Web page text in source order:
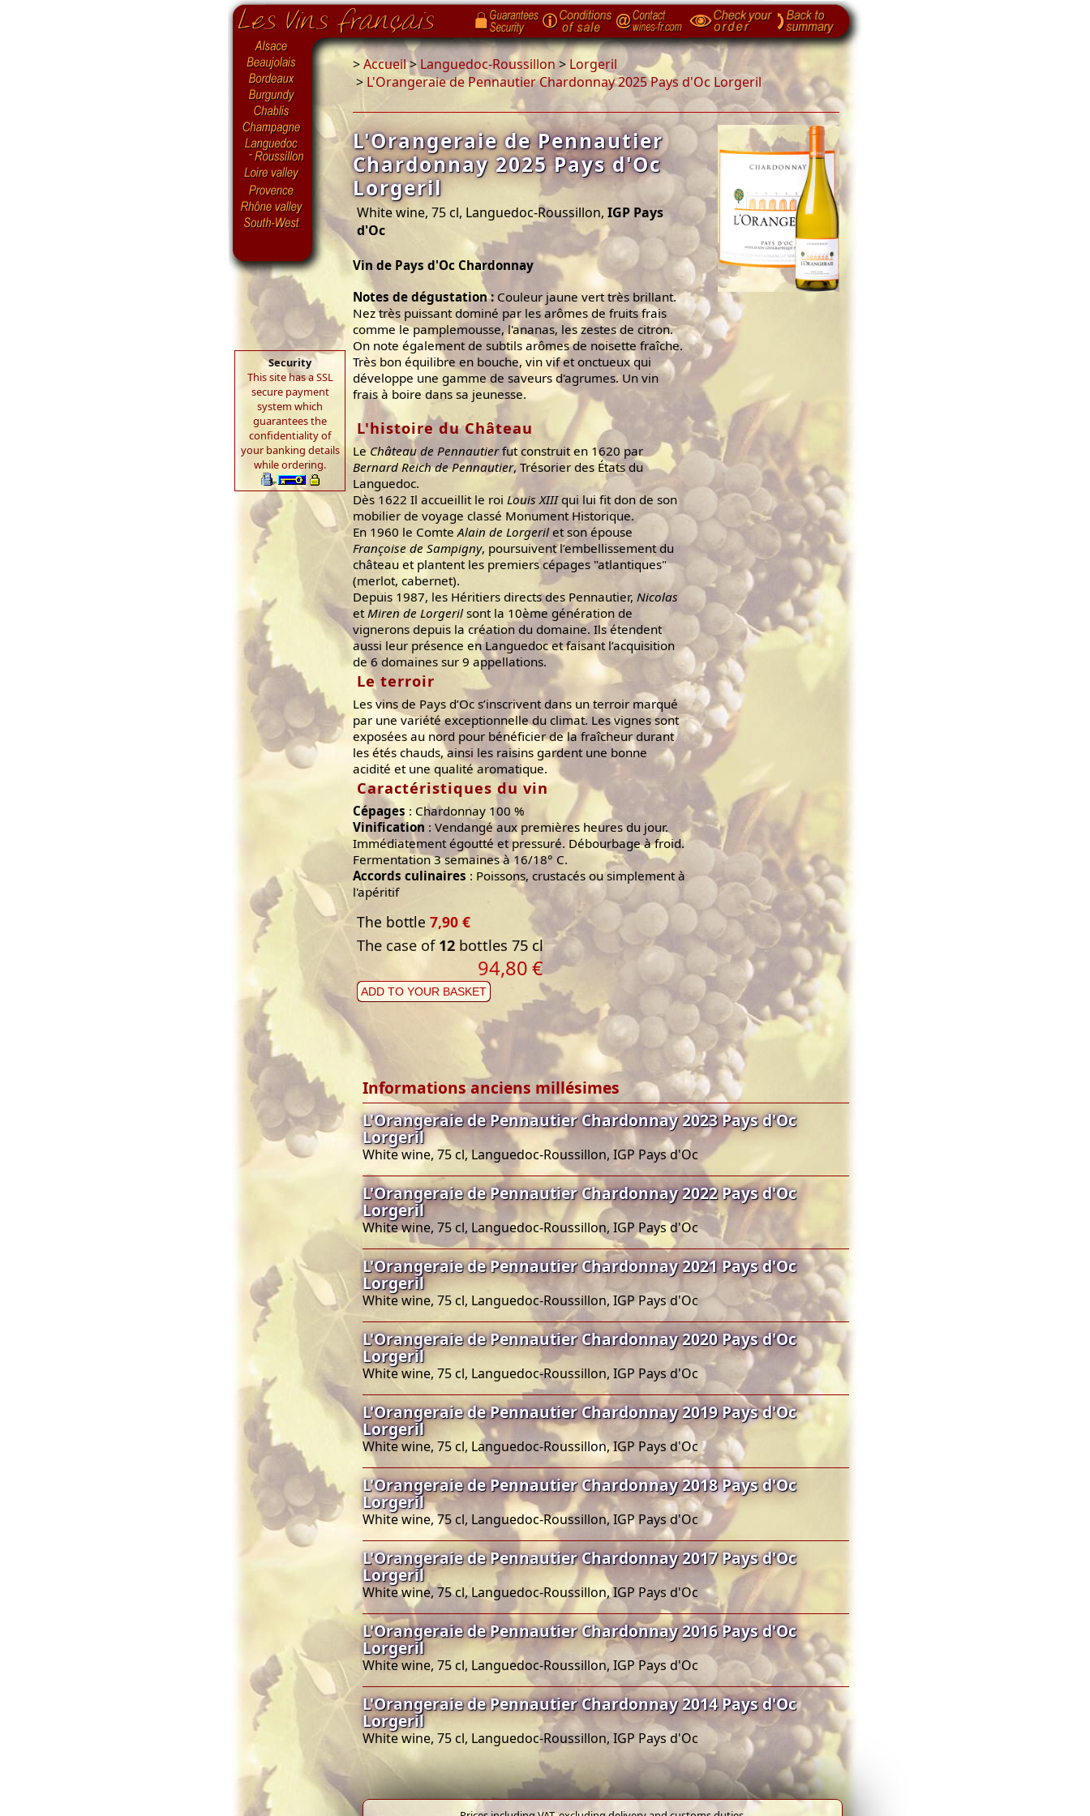
Security
This site has a SSL
secure payment
system which
guarantees the
confidentiality of
your banking details
while ordering.
>Accueil>Languedoc-Roussillon> Lorgeril
> L'Orangeraie de Pennautier Chardonnay 2025 Pays d'Oc Lorgeril
L'Orangeraie de Pennautier
Chardonnay 2025 Pays d'Oc
Lorgeril
White wine, 75 cl, Languedoc-Roussillon, IGP Pays
d'Oc
Vin de Pays d'Oc Chardonnay
Notes de dégustation : Couleur jaune vert très brillant.
Nez très puissant dominé par les arômes de fruits frais
comme le pamplemousse, l'ananas, les zestes de citron.
On note également de subtils arômes de noisette fraîche.
Très bon équilibre en bouche, vin vif et onctueux qui
développe une gamme de saveurs d'agrumes. Un vin
frais à boire dans sa jeunesse.
L'histoire du Château
LeChâteau de Pennautierfut construit en 1620 par
Bernard Reich de Pennautier, Trésorier des États du
Languedoc.
Dès 1622 Il accueillit le roi Louis XIIIqui lui fit don de son
mobilier de voyage classé Monument Historique.
En 1960 le Comte Alain de Lorgeril et son épouse
Françoise de Sampigny, poursuivent l’embellissement du
château et plantent les premiers cépages "atlantiques"
(merlot, cabernet).
Depuis 1987, les Héritiers directs des Pennautier, Nicolas
et Miren de Lorgerilsont la 10ème génération de
vignerons depuis la création du domaine. Ils étendent
aussi leur présence en Languedoc et faisant l’acquisition
de 6 domaines sur 9 appellations.
Le terroir
Les vins de Pays d’Oc s’inscrivent dans un terroir marqué
par une variété exceptionnelle du climat. Les vignes sont
exposées au nord pour bénéficier de la fraîcheur durant
les étés chauds, ainsi les raisins gardent une bonne
acidité et une qualité aromatique.
Caractéristiques du vin
Cépages : Chardonnay 100 %
Vinification : Vendangé aux premières heures du jour.
Immédiatement égoutté et pressuré. Débourbage à froid.
Fermentation 3 semaines à 16/18° C.
Accords culinaires : Poissons, crustacés ou simplement à
l'apéritif
The bottle 7,90 €
The case of 12 bottles 75 cl
94,80€
ADD TO YOUR BASKET
Informations anciens millésimes
L'Orangeraie de Pennautier Chardonnay 2023 Pays d'Oc
Lorgeril
White wine, 75 cl, Languedoc-Roussillon, IGP Pays d'Oc
L'Orangeraie de Pennautier Chardonnay 2022 Pays d'Oc
Lorgeril
White wine, 75 cl, Languedoc-Roussillon, IGP Pays d'Oc
L'Orangeraie de Pennautier Chardonnay 2021 Pays d'Oc
Lorgeril
White wine, 75 cl, Languedoc-Roussillon, IGP Pays d'Oc
L'Orangeraie de Pennautier Chardonnay 2020 Pays d'Oc
Lorgeril
White wine, 75 cl, Languedoc-Roussillon, IGP Pays d'Oc
L'Orangeraie de Pennautier Chardonnay 2019 Pays d'Oc
Lorgeril
White wine, 75 cl, Languedoc-Roussillon, IGP Pays d'Oc
L'Orangeraie de Pennautier Chardonnay 2018 Pays d'Oc
Lorgeril
White wine, 75 cl, Languedoc-Roussillon, IGP Pays d'Oc
L'Orangeraie de Pennautier Chardonnay 2017 Pays d'Oc
Lorgeril
White wine, 75 cl, Languedoc-Roussillon, IGP Pays d'Oc
L'Orangeraie de Pennautier Chardonnay 2016 Pays d'Oc
Lorgeril
White wine, 75 cl, Languedoc-Roussillon, IGP Pays d'Oc
L'Orangeraie de Pennautier Chardonnay 2014 Pays d'Oc
Lorgeril
White wine, 75 cl, Languedoc-Roussillon, IGP Pays d'Oc